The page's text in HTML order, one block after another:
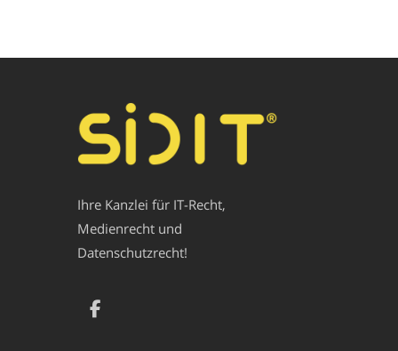
Ihre Kanzlei für IT-Recht,
Medienrecht und
Datenschutzrecht!